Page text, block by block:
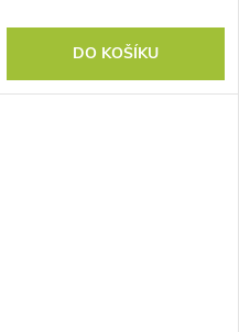
DO KOŠÍKU